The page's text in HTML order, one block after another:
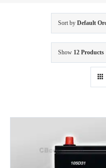
Sort by Default
Show 12 Products